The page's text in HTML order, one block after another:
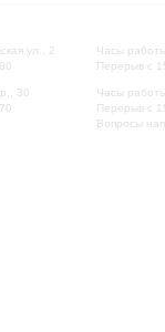
ул., 2
30
Часы
Перерыв с
Часы
Перерыв с
Вопросы